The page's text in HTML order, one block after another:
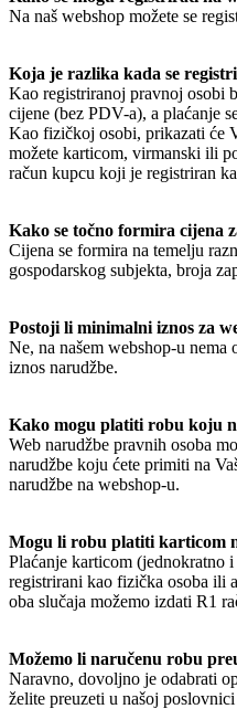
Na naš webshop možete se
Koja je razlika kada se
Kao registriranoj pravnoj osobi
cijene (bez PDV-a), a plaćanje
Kao fizičkoj osobi, prikazati će
možete karticom, virmanski ili
račun kupcu koji je registriran
Kako se točno formira cijena
Cijena se formira na temelju
gospodarskog subjekta, broja
Postoji li minimalni iznos za
Ne, na našem webshop-u
iznos narudžbe.
Kako mogu platiti robu koju
Web narudžbe pravnih osoba
narudžbe koju ćete primiti na
narudžbe na webshop-u.
Mogu li robu platiti karticom
Plaćanje karticom (jednokratno
registrirani kao fizička osoba ili
oba slučaja možemo izdati R1
Možemo li naručenu robu
Naravno, dovoljno je odabrati
želite preuzeti u našoj poslovnici